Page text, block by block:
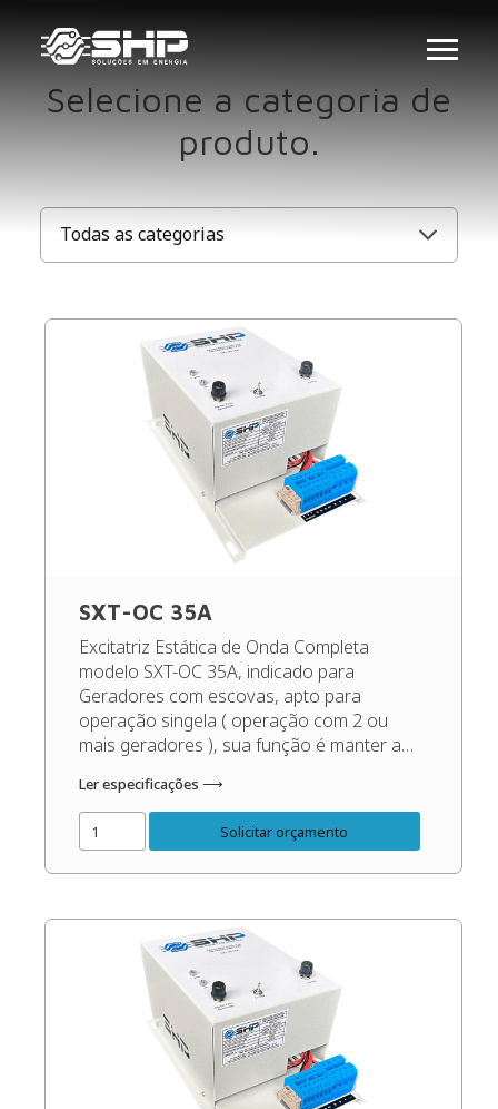
Selecione a categoria de
produto.
SXT-OC 35A
Excitatriz Estática de Onda Completa
modelo SXT-OC 35A, indicado para
Geradores com escovas, apto para
operação singela ( operação com 2 ou
mais geradores ), sua função é manter a
constante, independente das oscilações de
carga e rotação, dentro dos patamares
corretos do gerador. Código do Produto:
48533 Confira […]
Ler especificações ⟶
Solicitar orçamento